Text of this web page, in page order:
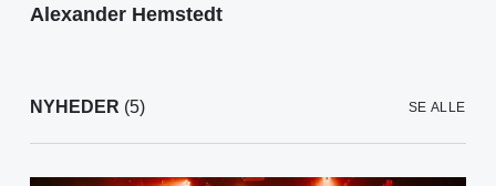
Alexander Hemstedt
NYHEDER (5) SE ALLE